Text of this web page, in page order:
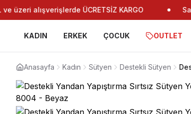
üzeri alışverişlerde ÜCRETSİZ KARGO
KADIN ERKEK ÇOCUK OUTLET
Anasayfa Kadın Sütyen Destekli Sütyen